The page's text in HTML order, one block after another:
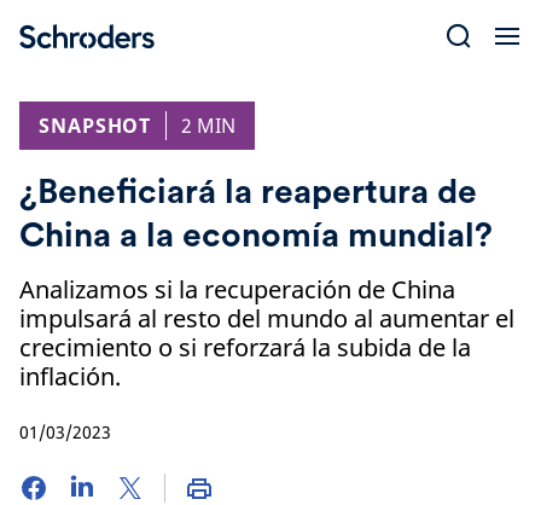
SNAPSHOT
2 MIN
¿Beneficiará la reapertura de
China a la economía mundial?
Analizamos si la recuperación de China
impulsará al resto del mundo al aumentar el
crecimiento o si reforzará la subida de la
inflación.
01/03/2023